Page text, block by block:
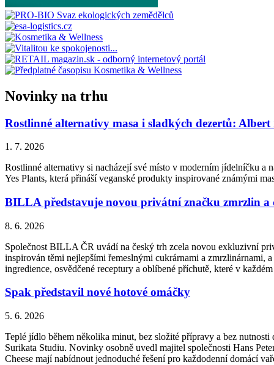
Novinky na trhu
Rostlinné alternativy masa i sladkých dezertů:
1. 7. 2026
Rostlinné alternativy si nacházejí své místo v moderním jídelníčku
Yes Plants, která přináší veganské produkty inspirované známými
BILLA představuje novou privátní značku zmrzlin
8. 6. 2026
Společnost BILLA ČR uvádí na český trh zcela novou exkluzivní
inspirován těmi nejlepšími řemeslnými cukrárnami a zmrzlinárnami,
ingredience, osvědčené receptury a oblíbené příchutě, které v
Spak představil nové hotové omáčky
5. 6. 2026
Teplé jídlo během několika minut, bez složité přípravy a bez
Surikata Studiu. Novinky osobně uvedl majitel společnosti Hans
Cheese mají nabídnout jednoduché řešení pro každodenní domácí